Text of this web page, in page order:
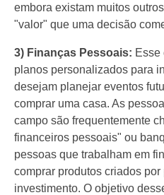
embora existam muitos
"valor" que uma decisão
3) Finanças Pessoais: Esse
planos personalizados para
desejam planejar eventos
comprar uma casa. As
campo são frequentemente
financeiros pessoais" ou
pessoas que trabalham em
comprar produtos criados
investimento. O objetivo